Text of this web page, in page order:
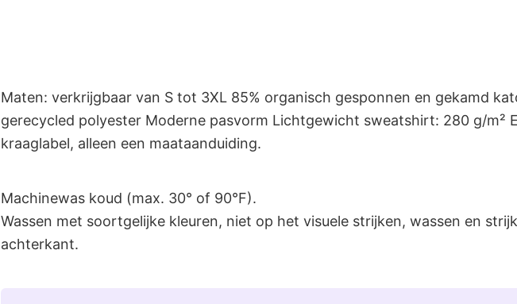
Maten: verkrijgbaar van S tot 3XL 85% organisch gesponnen en gekamd
gerecycled polyester Moderne pasvorm Lichtgewicht sweatshirt: 280 g/m²
kraaglabel, alleen een maataanduiding.
Machinewas koud (max. 30° of 90°F).
Wassen met soortgelijke kleuren, niet op het visuele strijken, wassen en
achterkant.